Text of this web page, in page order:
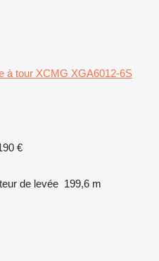
à tour XCMG XGA6012-6S
€
de levée 199,6 m